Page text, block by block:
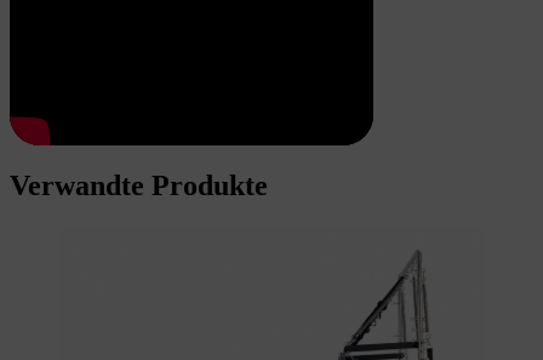
Verwandte Produkte